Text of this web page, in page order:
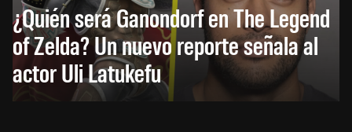
¿Quién será Ganondorf en The Legend
of Zelda? Un nuevo reporte señala al
actor Uli Latukefu